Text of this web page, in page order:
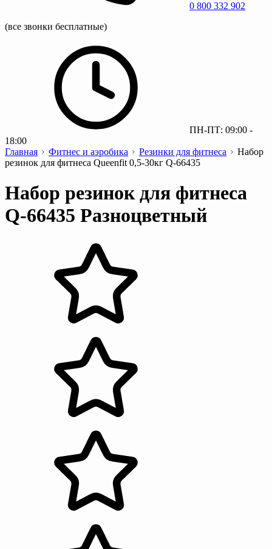
0 800 332 902
(все звонки бесплатные)
ПН-ПТ: 09:00 -
18:00
Главная
Фитнес и аэробика Резинки для фитнеса
Набор
резинок для фитнеса Queenfit 0,5-30кг Q-66435
Набор резинок для фитнеса
Q-66435 Разноцветный